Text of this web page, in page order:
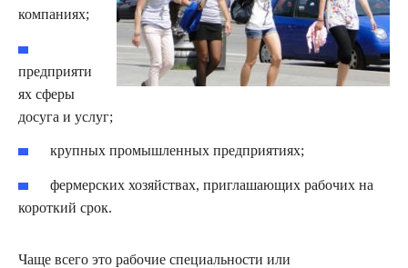
компаниях;
предприяти
ях сферы
досуга и услуг;
крупных промышленных предприятиях;
фермерских хозяйствах, приглашающих рабочих на
короткий срок.
Чаще всего это рабочие специальности или